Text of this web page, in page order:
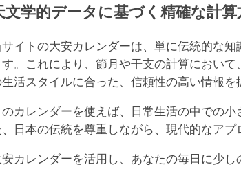
文学的データに基づく精確な計算
サイトの大安カレンダーは、単に伝統的な
す。これにより、節月や干支の計算におい
活スタイルに合った、信頼性の高い情報を
のカレンダーを使えば、日常生活の中での
、日本の伝統を尊重しながら、現代的なア
安カレンダーを活用し、あなたの毎日に少